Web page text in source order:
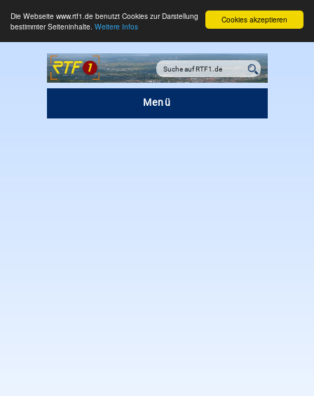
Cookies akzeptieren
Die Webseite www.rtf1.de benutzt Cookies zur Darstellung
bestimmter Seiteninhalte. Weitere Infos
Menü